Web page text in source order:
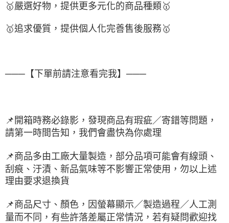
🥇嚴選好物 ，提供更多元化的商品種類 🥇
🥇追求優質， 提供個人化完善售後服務🥇
───【下單前請注意看完我】───
📌 開箱時務必錄影，發現商品有瑕疵／寄錯等問題，
請第一時間告知，我們會盡快為你處理
📌商品多由工廠大量製造，部分品項可能會有線頭、
刮痕、汙漬、新品氣味等不影響正常使用，勿以上述
理由要求退換貨
📌商品尺寸、顏色，因螢幕顯示／製造過程／人工測
量而不同，有些許落差屬正常情況，若有疑問歡迎找